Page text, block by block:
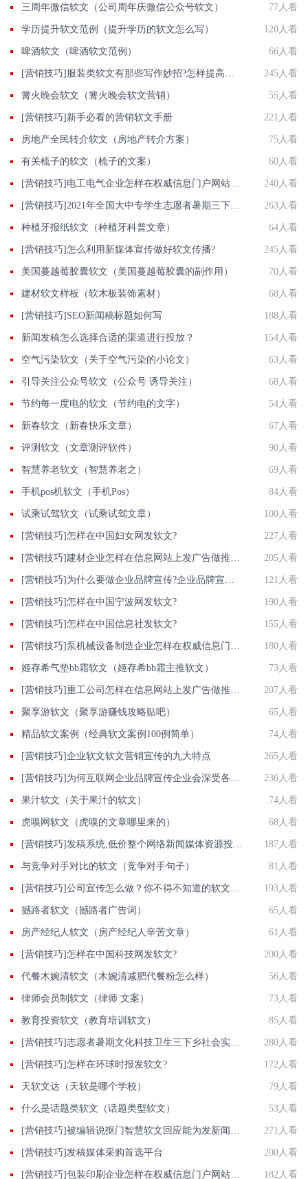
三周年微信软文（公司周年庆微信公众号软文） 77人看
学历提升软文范例（提升学历的软文怎么写） 120人看
啤酒软文（啤酒软文范例） 66人看
245人看
篝火晚会软文（篝火晚会软文营销） 55人看
[营销技巧]新手必看的营销软文手册 221人看
房地产全民转介软文（房地产转介方案） 75人看
有关梳子的软文（梳子的文案） 60人看
240人看
263人看
种植牙报纸软文（种植牙科普文章） 64人看
[营销技巧]怎么利用新媒体宣传做好软文传播? 245人看
美国蔓越莓胶囊软文（美国蔓越莓胶囊的副作用） 70人看
建材软文样板（软木板装饰素材） 68人看
[营销技巧]SEO新闻稿标题如何写 188人看
新闻发稿怎么选择合适的渠道进行投放？ 154人看
空气污染软文（关于空气污染的小论文） 63人看
引导关注公众号软文（公众号 诱导关注） 68人看
节约每一度电的软文（节约电的文字） 54人看
新春软文（新春快乐文章） 67人看
评测软文（文章测评软件） 90人看
智慧养老软文（智慧养老之） 69人看
手机pos机软文（手机Pos） 84人看
试乘试驾软文（试乘试驾文章） 100人看
[营销技巧]怎样在中国妇女网发软文? 227人看
205人看
121人看
[营销技巧]怎样在中国宁波网发软文? 190人看
[营销技巧]怎样在中国信息社发软文? 155人看
180人看
姬存希气垫bb霜软文（姬存希bb霜主推软文） 73人看
207人看
聚享游软文（聚享游赚钱攻略贴吧） 65人看
精品软文案例（经典软文案例100例简单） 74人看
[营销技巧]企业软文软文营销宣传的九大特点 265人看
236人看
果汁软文（关于果汁的软文） 74人看
虎嗅网软文（虎嗅的文章哪里来的） 68人看
187人看
与竞争对手对比的软文（竞争对手句子） 81人看
193人看
撼路者软文（撼路者广告词） 65人看
房产经纪人软文（房产经纪人辛苦文章） 61人看
[营销技巧]怎样在中国科技网发软文? 200人看
代餐木婉清软文（木婉清减肥代餐粉怎么样） 56人看
律师会员制软文（律师 文案） 73人看
教育投资软文（教育培训软文） 85人看
280人看
[营销技巧]怎样在环球时报发软文? 172人看
天软文达（天软是哪个学校） 79人看
什么是话题类软文（话题类型软文） 53人看
271人看
[营销技巧]发稿媒体采购首选平台 200人看
182人看